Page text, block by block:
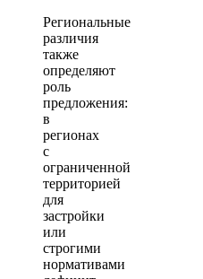
Региональные
различия
также
определяют
роль
предложения:
в
регионах
с
ограниченной
территорией
для
застройки
или
строгими
нормативами